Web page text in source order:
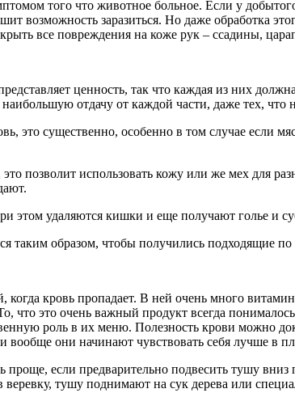
того что животное больное. Если у
возможность заразиться. Но даже обработка
все повреждения на коже рук – ссадины,
ценность, так что каждая из них
отдачу от каждой части, даже тех,
это существенно, особенно в том случае если
позволит использовать кожу или же мех для
этом удаляются кишки и еще получают голье и
таким образом, чтобы получились подходящие
когда кровь пропадает. В ней очень много
что это очень важный продукт всегда
роль в их меню. Полезность крови можно
вообще они начинают чувствовать себя лучше в
если предварительно подвесить тушу вниз
веревку, тушу поднимают на сук дерева или